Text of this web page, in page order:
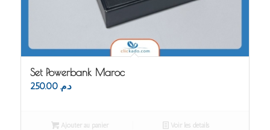
Set Powerbank Maroc
د.م. 250.00
Ajouter au panier Voir les détails